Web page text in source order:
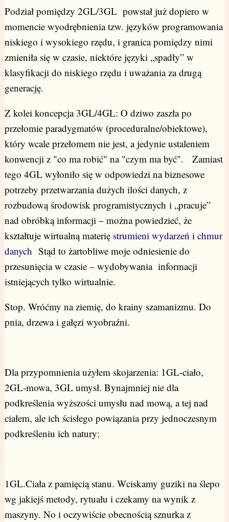
Podział pomiędzy 2GL/3GL powstał już dopiero w
momencie wyodrębnienia tzw. języków programowania
niskiego i wysokiego rzędu, i granica pomiędzy nimi
zmieniła się w czasie, niektóre języki „spadły” w
klasyfikacji do niskiego rzędu i uważania za drugą
generację.
Z kolei koncepcja 3GL/4GL: O dziwo zaszła po
przełomie paradygmatów (proceduralne/obiektowe),
który wcale przełomem nie jest, a jedynie ustaleniem
konwencji z "co ma robić" na "czym ma być". Zamiast
tego 4GL wyłoniło się w odpowiedzi na biznesowe
potrzeby przetwarzania dużych ilości danych, z
rozbudową środowisk programistycznych i „pracuje”
nad obróbką informacji – można powiedzieć, że
kształtuje wirtualną materięstrumieni wydarzeń ichmur
danych Stąd to żartobliwe moje odniesienie do
przesunięcia w czasie – wydobywania informacji
istniejących tylko wirtualnie.
Stop. Wróćmy na ziemię, do krainy szamanizmu. Do
pnia, drzewa i gałęzi wyobraźni.
Dla przypomnienia użyłem skojarzenia: 1GL-ciało,
2GL-mowa, 3GL umysł. Bynajmniej nie dla
podkreślenia wyższości umysłu nad mową, a tej nad
ciałem, ale ich ścisłego powiązania przy jednoczesnym
podkreśleniu ich natury:
1GL.Ciała z pamięcią stanu. Wciskamy guziki na ślepo
wg jakiejś metody, rytuału i czekamy na wynik z
maszyny. No i oczywiście obecnością sznurka z